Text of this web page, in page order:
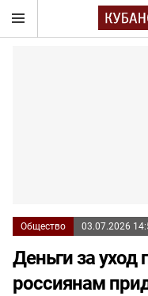
Общество 03.07.2026
Деньги за
россиянам